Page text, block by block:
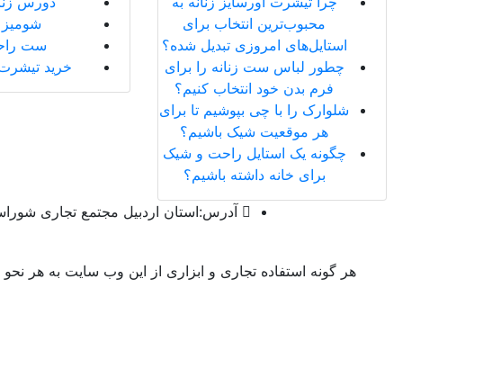
محبوب‌ترین انتخاب برای
استایل‌های امروزی تبدیل شده؟
چطور لباس ست زنانه را برای
فرم بدن خود انتخاب کنیم؟
شلوارک را با چی بپوشیم تا برای
هر موقعیت شیک باشیم؟
چگونه یک استایل راحت و شیک
برای خانه داشته باشیم؟
شومیز
ست
خرید تیشرت
آدرس:استان اردبیل مجتمع تجاری
هر گونه استفاده تجاری و ابزاری از این وب سایت به هر